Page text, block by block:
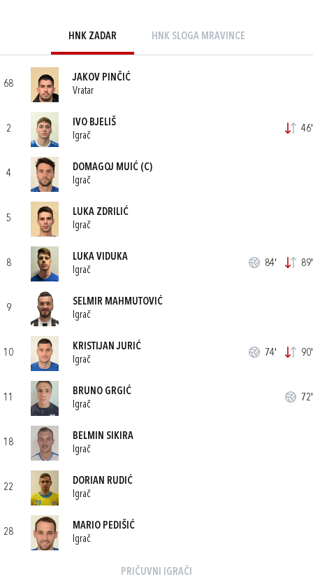
HNK ZADAR HNK SLOGA MRAVINCE
68
JAKOV PINČIĆ
Vratar
2
IVO BJELIŠ
Igrač
46'
4
DOMAGOJ MUIĆ (C)
Igrač
5
LUKA ZDRILIĆ
Igrač
8
LUKA VIDUKA
Igrač
84' 89'
9
SELMIR MAHMUTOVIĆ
Igrač
10
KRISTIJAN JURIĆ
Igrač
74' 90'
11
BRUNO GRGIĆ
Igrač
72'
18
BELMIN SIKIRA
Igrač
22
DORIAN RUDIĆ
Igrač
28
MARIO PEDIŠIĆ
Igrač
PRIČUVNI IGRAČI